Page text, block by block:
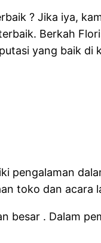
? Jika iya,
Berkah
yang baik di
pengalaman
toko dan acara
besar . Dalam